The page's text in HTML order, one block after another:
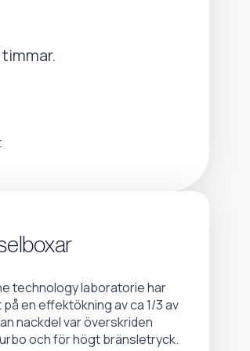
technology laboratorie har
en effektökning av ca 1/3 av
nackdel var överskriden
och för högt bränsletryck.